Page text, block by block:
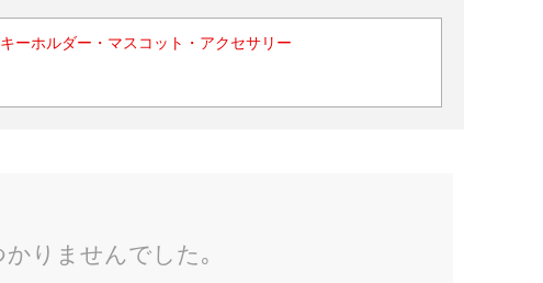
キーホルダー・マスコット・アクセサリー